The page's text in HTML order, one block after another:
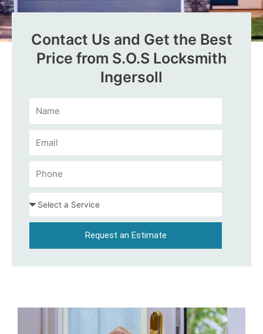
Contact Us and Get the Best
Price from S.O.S Locksmith
Ingersoll
Request an Estimate